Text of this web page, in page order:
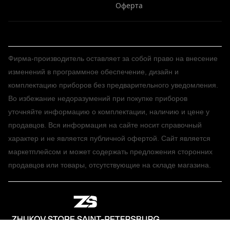
Оферта
Фирма-производитель оставляет за собой право на внесение
изменений в программное обеспечение, дизайн и
комплектацию приборов без предварительного уведомления.
Во избежание недоразумений при покупке приборов
уточняйте информацию о комплектации, наличию и цене у
продавцов. Вся информация на сайте носит справочный
характер и не является публичной офертой. Сайт является
маркетплейсом и может содержать предложения сторонних
продавцов или товары, отсутствующие на складе магазина.